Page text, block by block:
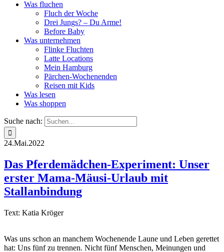
Was fluchen
Fluch der Woche
Drei Jungs? – Du Arme!
Before Baby
Was unternehmen
Flinke Fluchten
Latte Locations
Mein Hamburg
Pärchen-Wochenenden
Reisen mit Kids
Was lesen
Was shoppen
Suche nach:
24.Mai.2022
Das Pferdemädchen-Experiment: Unser
erster Mama-Mäusi-Urlaub mit
Stallanbindung
Text: Katia Kröger
Was uns schon an manchem Wochenende Laune und Leben gerettet
hat: Uns fünf zu trennen. Nicht fünf Menschen, Meinungen und